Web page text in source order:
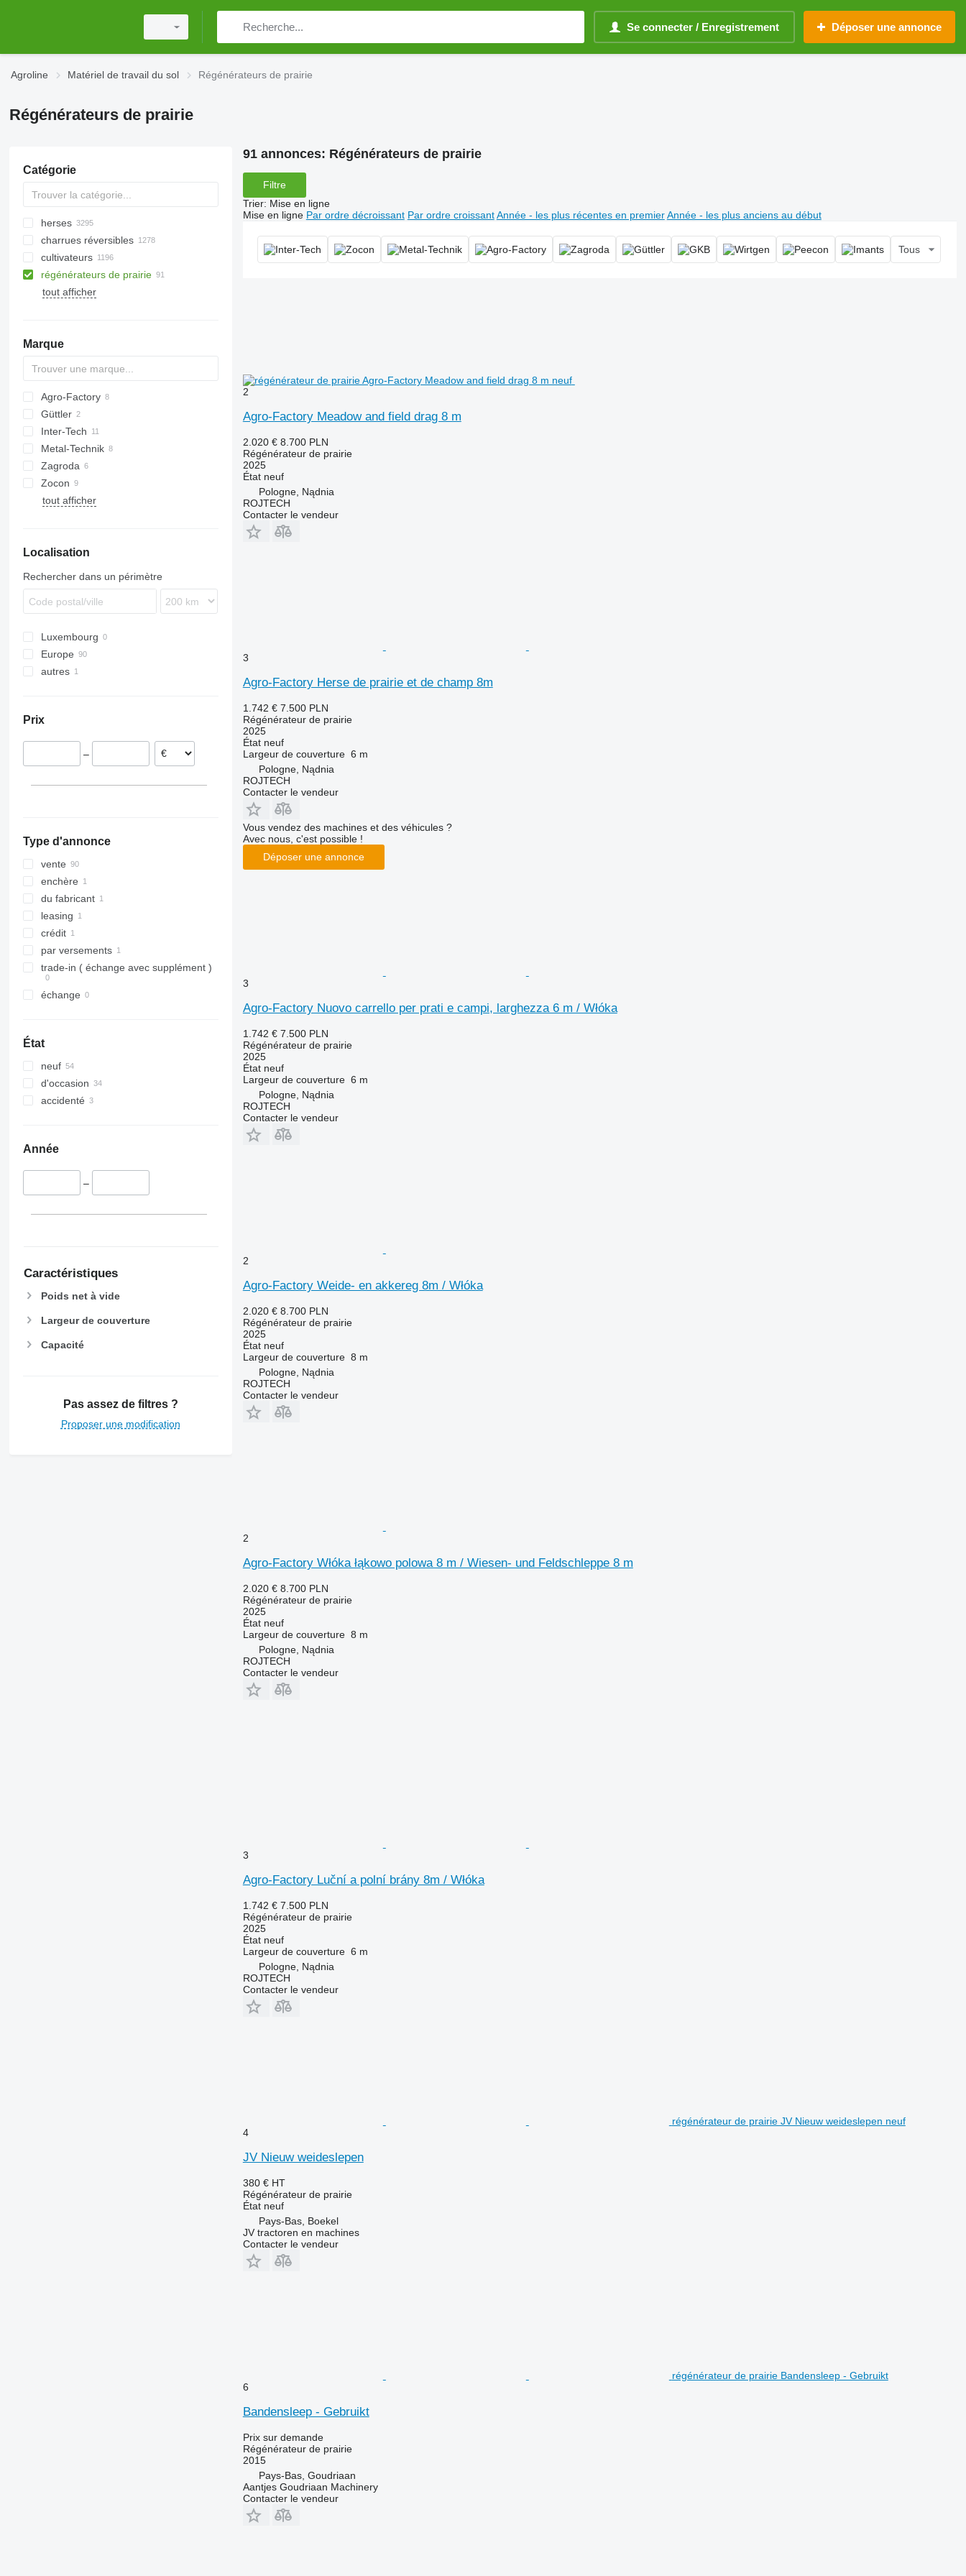
Se connecter / Enregistrement Déposer une annonce
Agroline Matériel de travail du sol Régénérateurs de prairie
Régénérateurs de prairie
Catégorie
herses
herses à disques
herses rotatives
herses à dents flexibles
herses à dents
autres herses
charrues réversibles
cultivateurs
broyeurs pour tracteur
broyeurs pour excavatrice
autres broyeurs
rouleaux cambridge
rouleaux hacheurs
rouleaux d'ensilage
régénérateurs de prairie
tout afficher
Marque
Agro-Factory
Güttler
Inter-Tech
Metal-Technik
Zagroda
Zocon
tout afficher
Localisation
Rechercher dans un périmètre
Luxembourg
Europe
Pologne
France
Roumanie
autres
Prix
–
Type d'annonce
vente
enchère
du fabricant
leasing
crédit
par versements
trade-in ( échange avec supplément )
échange
État
neuf
d'occasion
accidenté
Année
–
Caractéristiques
Poids net à vide
Largeur de couverture
Capacité
Pas assez de filtres ?
Proposer une modification
91 annonces: Régénérateurs de prairie
Filtre
Trier: Mise en ligne
Mise en ligne Par ordre décroissant Par ordre croissant Année - les plus récentes en premier Année - les plus anciens au début
Tous
2
Agro-Factory Meadow and field drag 8 m
2.020 € 8.700 PLN
Régénérateur de prairie
2025
Étatneuf
Pologne, Nądnia
ROJTECH
Contacter le vendeur
3
Agro-Factory Herse de prairie et de champ 8m
1.742 € 7.500 PLN
Régénérateur de prairie
2025
Étatneuf
Largeur de couverture 6 m
Pologne, Nądnia
ROJTECH
Contacter le vendeur
Vous vendez des machines et des véhicules ?
Avec nous, c'est possible !
Déposer une annonce
3
Agro-Factory Nuovo carrello per prati e campi, larghezza 6 m / Włóka
1.742 € 7.500 PLN
Régénérateur de prairie
2025
Étatneuf
Largeur de couverture 6 m
Pologne, Nądnia
ROJTECH
Contacter le vendeur
2
Agro-Factory Weide- en akkereg 8m / Włóka
2.020 € 8.700 PLN
Régénérateur de prairie
2025
Étatneuf
Largeur de couverture 8 m
Pologne, Nądnia
ROJTECH
Contacter le vendeur
2
Agro-Factory Włóka łąkowo polowa 8 m / Wiesen- und Feldschleppe 8 m
2.020 € 8.700 PLN
Régénérateur de prairie
2025
Étatneuf
Largeur de couverture 8 m
Pologne, Nądnia
ROJTECH
Contacter le vendeur
3
Agro-Factory Luční a polní brány 8m / Włóka
1.742 € 7.500 PLN
Régénérateur de prairie
2025
Étatneuf
Largeur de couverture 6 m
Pologne, Nądnia
ROJTECH
Contacter le vendeur
régénérateur de prairie JV Nieuw weideslepen neuf
4
JV Nieuw weideslepen
380 € HT
Régénérateur de prairie
Étatneuf
Pays-Bas, Boekel
JV tractoren en machines
Contacter le vendeur
régénérateur de prairie Bandensleep - Gebruikt
6
Bandensleep - Gebruikt
Prix sur demande
Régénérateur de prairie
2015
Pays-Bas, Goudriaan
Aantjes Goudriaan Machinery
Contacter le vendeur